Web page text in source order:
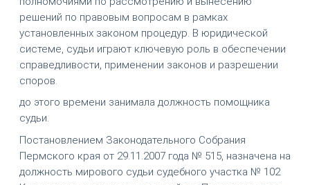
решений по правовым вопросам в рамках
установленных законом процедур. В юридической
системе, судьи играют ключевую роль в обеспечении
справедливости, применении законов и разрешении
споров.
до этого времени занимала должность помощника
судьи.
Постановлением Законодательного Собрания
Пермского края от 29.11.2007 года № 515, назначена на
должность мирового судьи судебного участка № 102